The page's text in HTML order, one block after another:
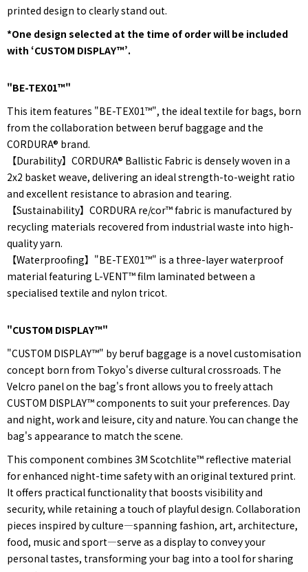
printed design to clearly stand out.
*One design selected at the time of order will be included
with ‘CUSTOM DISPLAY™’.
"BE-TEX01™"
This item features "BE-TEX01™", the ideal textile for bags, born
from the collaboration between beruf baggage and the
CORDURA® brand.
【Durability】CORDURA® Ballistic Fabric is densely woven in a
2x2 basket weave, delivering an ideal strength-to-weight ratio
and excellent resistance to abrasion and tearing.
【Sustainability】CORDURA re/cor™ fabric is manufactured by
recycling materials recovered from industrial waste into high-
quality yarn.
【Waterproofing】"BE-TEX01™" is a three-layer waterproof
material featuring L-VENT™ film laminated between a
specialised textile and nylon tricot.
"CUSTOM DISPLAY™"
"CUSTOM DISPLAY™" by beruf baggage is a novel customisation
concept born from Tokyo's diverse cultural crossroads. The
Velcro panel on the bag's front allows you to freely attach
CUSTOM DISPLAY™ components to suit your preferences. Day
and night, work and leisure, city and nature. You can change the
bag's appearance to match the scene.
This component combines 3M Scotchlite™ reflective material
for enhanced night-time safety with an original textured print.
It offers practical functionality that boosts visibility and
security, while retaining a touch of playful design. Collaboration
pieces inspired by culture—spanning fashion, art, architecture,
food, music and sport—serve as a display to convey your
personal tastes, transforming your bag into a tool for sharing